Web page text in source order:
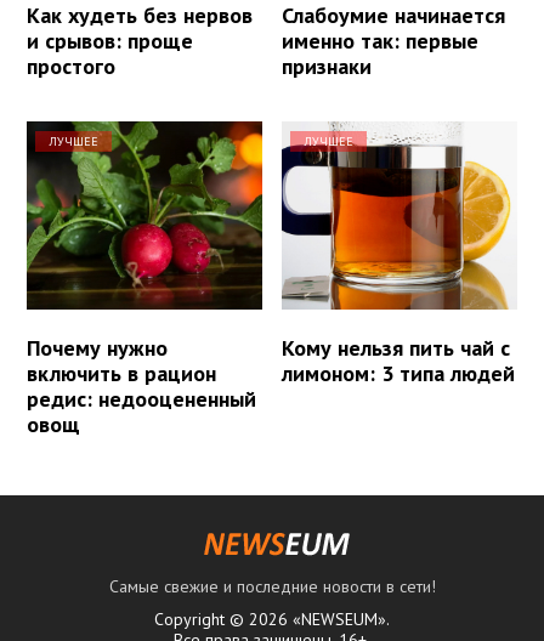
Как худеть без нервов
и срывов: проще
простого
Слабоумие начинается
именно так: первые
признаки
ЛУЧШЕЕ
Почему нужно
включить в рацион
редис: недооцененный
овощ
ЛУЧШЕЕ
Кому нельзя пить чай с
лимоном: 3 типа людей
Самые свежие и последние новости в сети!
Copyright © 2026 «NEWSEUM».